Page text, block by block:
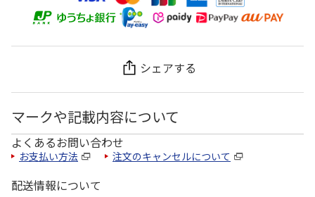
シェアする
マークや記載内容について
よくあるお問い合わせ
お支払い方法 注文のキャンセルについて
配送情報について